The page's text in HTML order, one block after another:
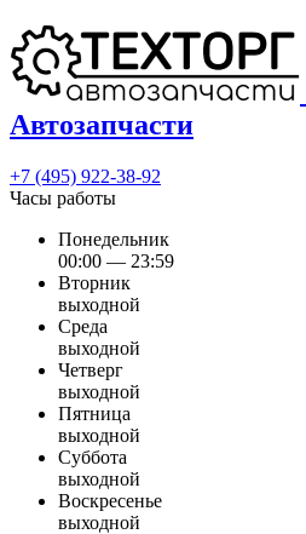
Автозапчасти
+7 (495) 922-38-92
Часы работы
Понедельник
00:00 — 23:59
Вторник
выходной
Среда
выходной
Четверг
выходной
Пятница
выходной
Суббота
выходной
Воскресенье
выходной